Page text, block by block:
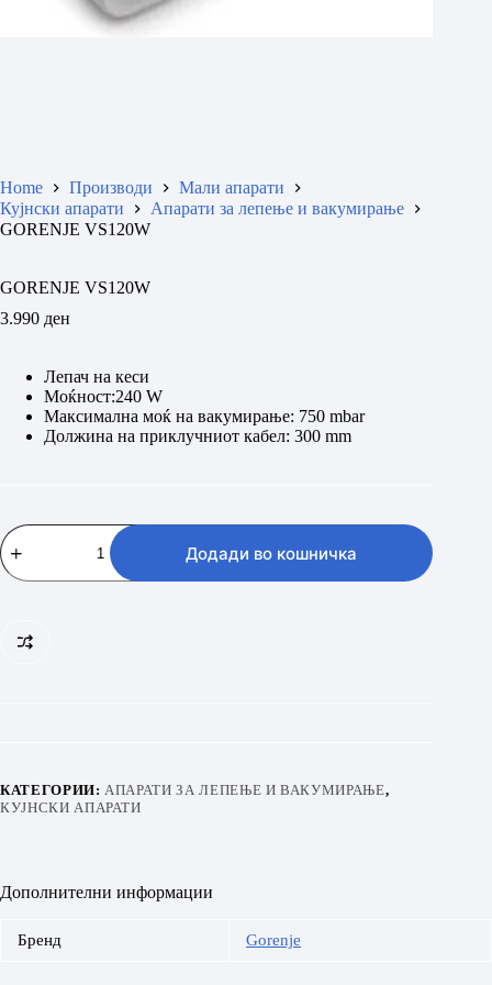
Home Производи
Мали апарати
Кујнски апарати
Апарати за лепење и вакумирање
GORENJE VS120W
GORENJE VS120W
3.990 ден
Лепач на кеси
Моќност:240 W
Максимална моќ на вакумирање: 750 mbar
Должина на приклучниот кабел: 300 mm
GORENJE
VS120W
количина
Додади во кошничка
КАТЕГОРИИ:АПАРАТИ ЗА ЛЕПЕЊЕ И ВАКУМИРАЊЕ,
КУЈНСКИ АПАРАТИ
Дополнителни информации
Бренд Gorenje